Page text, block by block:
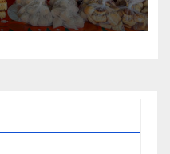
Rural